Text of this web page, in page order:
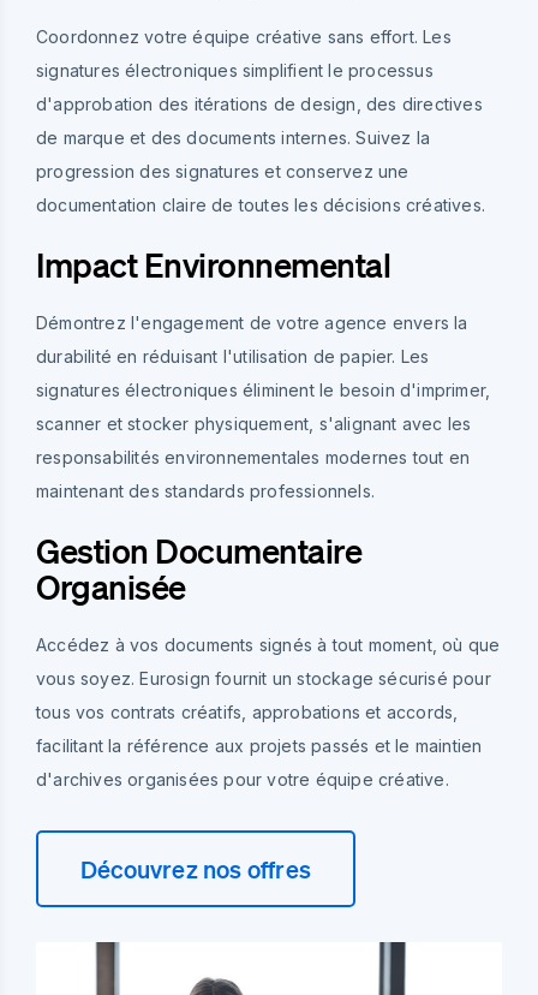
Coordonnez votre équipe créative sans effort. Les
signatures électroniques simplifient le processus
d'approbation des itérations de design, des directives
de marque et des documents internes. Suivez la
progression des signatures et conservez une
documentation claire de toutes les décisions créatives.
Impact Environnemental
Démontrez l'engagement de votre agence envers la
durabilité en réduisant l'utilisation de papier. Les
signatures électroniques éliminent le besoin d'imprimer,
scanner et stocker physiquement, s'alignant avec les
responsabilités environnementales modernes tout en
maintenant des standards professionnels.
Gestion Documentaire
Organisée
Accédez à vos documents signés à tout moment, où que
vous soyez. Eurosign fournit un stockage sécurisé pour
tous vos contrats créatifs, approbations et accords,
facilitant la référence aux projets passés et le maintien
d'archives organisées pour votre équipe créative.
Découvrez nos offres